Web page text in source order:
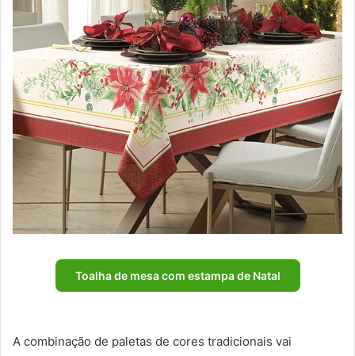
Toalha de mesa com estampa de Natal
A combinação de paletas de cores tradicionais vai